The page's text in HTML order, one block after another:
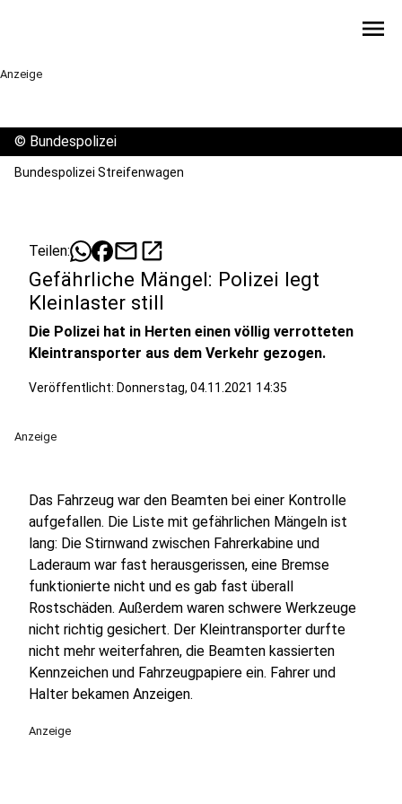
menu
Anzeige
© Bundespolizei
Bundespolizei Streifenwagen
Teilen: mailopen_in_new
Gefährliche Mängel: Polizei legt
Kleinlaster still
Die Polizei hat in Herten einen völlig verrotteten
Kleintransporter aus dem Verkehr gezogen.
Veröffentlicht: Donnerstag, 04.11.2021 14:35
Anzeige
Das Fahrzeug war den Beamten bei einer Kontrolle
aufgefallen. Die Liste mit gefährlichen Mängeln ist
lang: Die Stirnwand zwischen Fahrerkabine und
Laderaum war fast herausgerissen, eine Bremse
funktionierte nicht und es gab fast überall
Rostschäden. Außerdem waren schwere Werkzeuge
nicht richtig gesichert. Der Kleintransporter durfte
nicht mehr weiterfahren, die Beamten kassierten
Kennzeichen und Fahrzeugpapiere ein. Fahrer und
Halter bekamen Anzeigen.
Anzeige